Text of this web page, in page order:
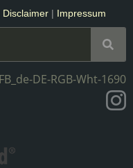
Disclaimer| Impressum